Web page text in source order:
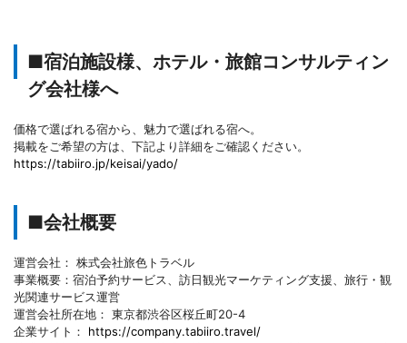
■宿泊施設様、ホテル・旅館コンサルティン
グ会社様へ
価格で選ばれる宿から、魅力で選ばれる宿へ。
掲載をご希望の方は、下記より詳細をご確認ください。
https://tabiiro.jp/keisai/yado/
■会社概要
運営会社： 株式会社旅色トラベル
事業概要：宿泊予約サービス、訪日観光マーケティング支援、旅行・観
光関連サービス運営
運営会社所在地： 東京都渋谷区桜丘町20-4
企業サイト： https://company.tabiiro.travel/